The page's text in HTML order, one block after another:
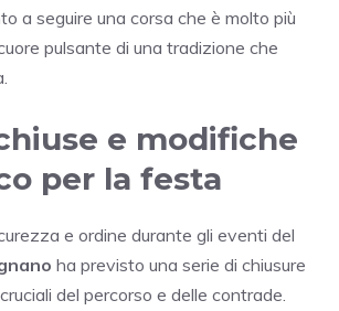
a seguire una corsa che è molto più
pulsante di una tradizione che
e modifiche
per la festa
e ordine durante gli eventi del
ha previsto una serie di chiusure
del percorso e delle contrade.